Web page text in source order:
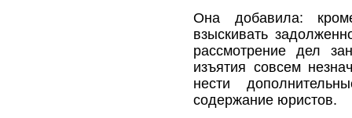
Она добавила:
взыскивать
рассмотрение дел
изъятия совсем
нести
содержание юристов.